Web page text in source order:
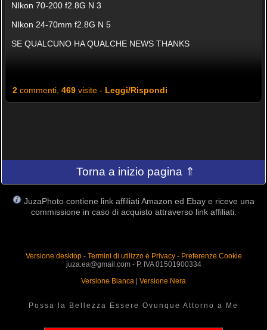
NIkon 70-200 f2.8G N 3
NIkon 24-70mm f2.8G N 5
SE QUALCUNO HA QUALCHE NEWS THANKS
2commenti, 469visite - Leggi/Rispondi
Torna a inizio pagina ⇑
JuzaPhoto contiene link affiliati Amazon ed Ebay e riceve una
commissione in caso di acquisto attraverso link affiliati.
Versione desktop- Termini di utilizzo e Privacy- Preferenze Cookie
juza.ea@gmail.com - P. IVA 01501900334
Versione Bianca
Versione Nera
Possa la Bellezza Essere Ovunque Attorno a Me